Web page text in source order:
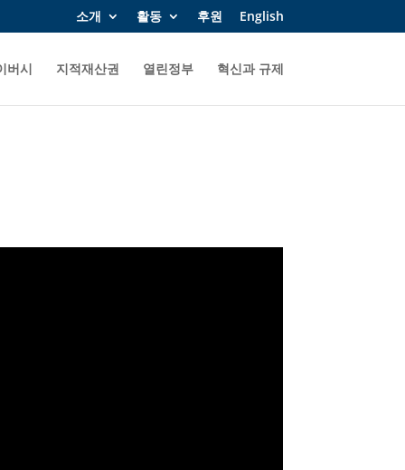
소개 활동 후원 English
버시 지적재산권 열린정부 혁신과 규제